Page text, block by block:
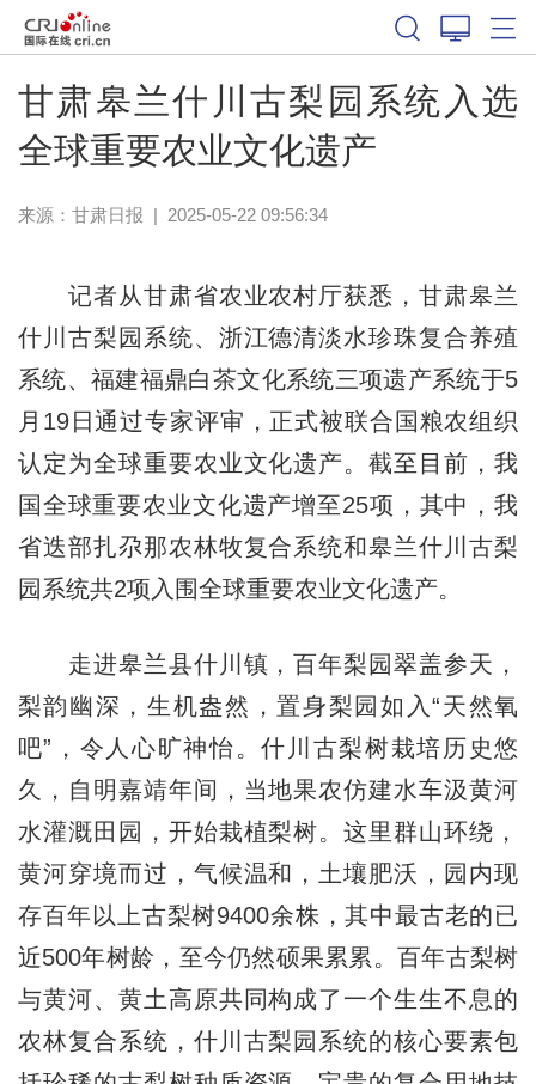
甘肃皋兰什川古梨园系统入选
全球重要农业文化遗产
来源： 甘肃日报 | 2025-05-22 09:56:34
记者从甘肃省农业农村厅获悉，甘肃皋兰
什川古梨园系统、浙江德清淡水珍珠复合养殖
系统、福建福鼎白茶文化系统三项遗产系统于5
月19日通过专家评审，正式被联合国粮农组织
认定为全球重要农业文化遗产。截至目前，我
国全球重要农业文化遗产增至25项，其中，我
省迭部扎尕那农林牧复合系统和皋兰什川古梨
园系统共2项入围全球重要农业文化遗产。
走进皋兰县什川镇，百年梨园翠盖参天，
梨韵幽深，生机盎然，置身梨园如入“天然氧
吧”，令人心旷神怡。什川古梨树栽培历史悠
久，自明嘉靖年间，当地果农仿建水车汲黄河
水灌溉田园，开始栽植梨树。这里群山环绕，
黄河穿境而过，气候温和，土壤肥沃，园内现
存百年以上古梨树9400余株，其中最古老的已
近500年树龄，至今仍然硕果累累。百年古梨树
与黄河、黄土高原共同构成了一个生生不息的
农林复合系统，什川古梨园系统的核心要素包